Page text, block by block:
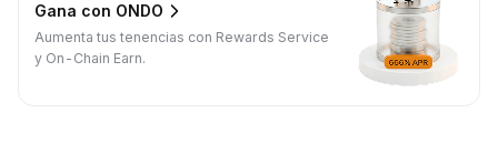
Gana con ONDO
Aumenta tus tenencias con Rewards Service
y On-Chain Earn.